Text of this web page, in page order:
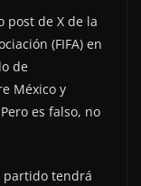
post de X de la
(FIFA) en
de
México y
es falso, no
partido tendrá